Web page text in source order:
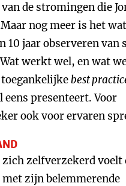
de stromingen die
nog meer is het
10 jaar observeren van
werkt wel, en wat
best
eens presenteert. Voor
ook voor ervaren
zich zelfverzekerd voelt
zijn belemmerende